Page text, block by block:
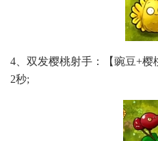
4、双发樱桃射手：【豌豆+樱
2秒;